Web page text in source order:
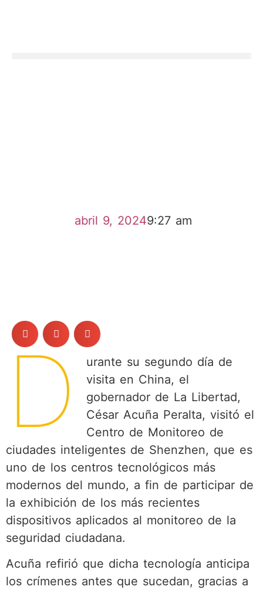
abril 9, 20249:27 am
D
urante su segundo día de
visita en China, el
gobernador de La Libertad,
César Acuña Peralta, visitó el
Centro de Monitoreo de
ciudades inteligentes de Shenzhen, que es
uno de los centros tecnológicos más
modernos del mundo, a fin de participar de
la exhibición de los más recientes
dispositivos aplicados al monitoreo de la
seguridad ciudadana.
Acuña refirió que dicha tecnología anticipa
los crímenes antes que sucedan, gracias a